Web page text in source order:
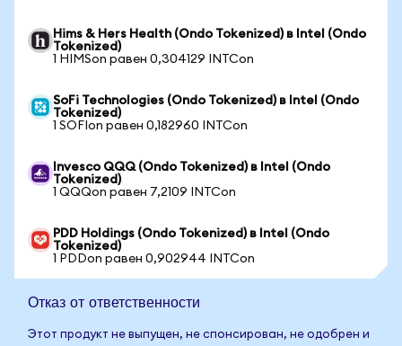
Hims & Hers Health (Ondo Tokenized) в Intel (Ondo
Tokenized)
1 HIMSon равен 0,304129 INTCon
SoFi Technologies (Ondo Tokenized) в Intel (Ondo
Tokenized)
1 SOFIon равен 0,182960 INTCon
Invesco QQQ (Ondo Tokenized) в Intel (Ondo
Tokenized)
1 QQQon равен 7,2109 INTCon
PDD Holdings (Ondo Tokenized) в Intel (Ondo
Tokenized)
1 PDDon равен 0,902944 INTCon
Отказ от ответственности
Этот продукт не выпущен, не спонсирован, не одобрен и